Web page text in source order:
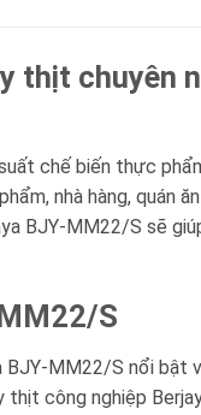
thịt chuyên
chế biến thực
nhà hàng, quán
BJY-MM22/S sẽ
S
MM22/S nổi bật
thịt công nghiệp